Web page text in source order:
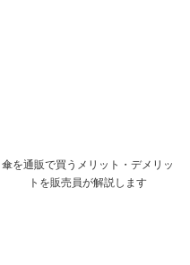
傘を通販で買うメリット・デメリッ
トを販売員が解説します